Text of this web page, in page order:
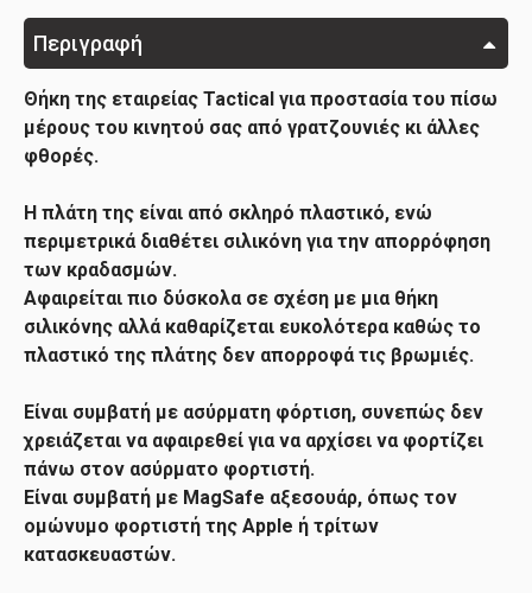
Περιγραφή
Θήκη της εταιρείας Tactical για προστασία του πίσω
μέρους του κινητού σας από γρατζουνιές κι άλλες
φθορές.
Η πλάτη της είναι από σκληρό πλαστικό, ενώ
περιμετρικά διαθέτει σιλικόνη για την απορρόφηση
των κραδασμών.
Αφαιρείται πιο δύσκολα σε σχέση με μια θήκη
σιλικόνης αλλά καθαρίζεται ευκολότερα καθώς το
πλαστικό της πλάτης δεν απορροφά τις βρωμιές.
Είναι συμβατή με ασύρματη φόρτιση, συνεπώς δεν
χρειάζεται να αφαιρεθεί για να αρχίσει να φορτίζει
πάνω στον ασύρματο φορτιστή.
Είναι συμβατή με MagSafe αξεσουάρ, όπως τον
ομώνυμο φορτιστή της Apple ή τρίτων
κατασκευαστών.